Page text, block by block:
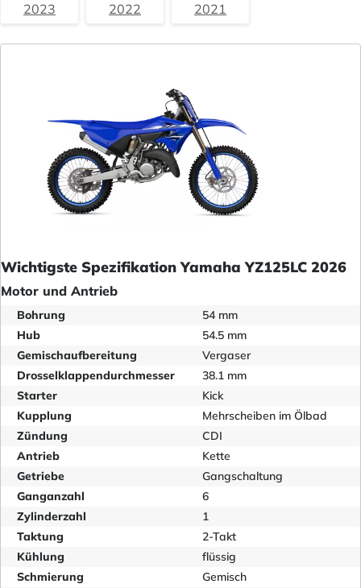
2023 2022 2021
Wichtigste Spezifikation Yamaha YZ125LC 2026
Motor und Antrieb
Bohrung
54 mm
Hub
54.5 mm
Gemischaufbereitung
Vergaser
Drosselklappendurchmesser
38.1 mm
Starter
Kick
Kupplung
Mehrscheiben im Ölbad
Zündung
CDI
Antrieb
Kette
Getriebe
Gangschaltung
Ganganzahl
6
Zylinderzahl
1
Taktung
2-Takt
Kühlung
flüssig
Schmierung
Gemisch